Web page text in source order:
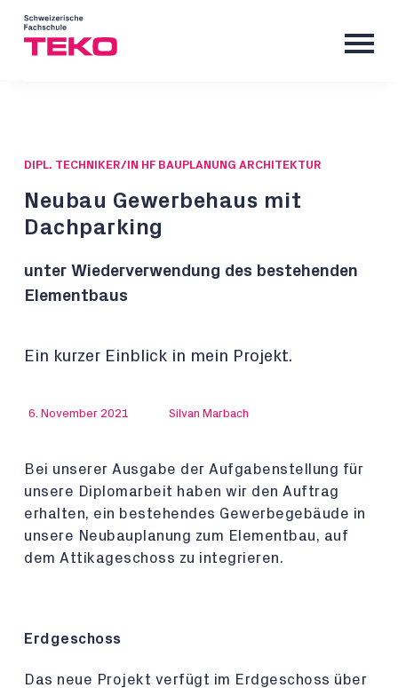
DIPL. TECHNIKER/IN HF BAUPLANUNG ARCHITEKTUR
Neubau Gewerbehaus mit
Dachparking
unter Wiederverwendung des bestehenden
Elementbaus
Ein kurzer Einblick in mein Projekt.
6. November 2021 Silvan Marbach
Bei unserer Ausgabe der Aufgabenstellung für
unsere Diplomarbeit haben wir den Auftrag
erhalten, ein bestehendes Gewerbegebäude in
unsere Neubauplanung zum Elementbau, auf
dem Attikageschoss zu integrieren.
Erdgeschoss
Das neue Projekt verfügt im Erdgeschoss über